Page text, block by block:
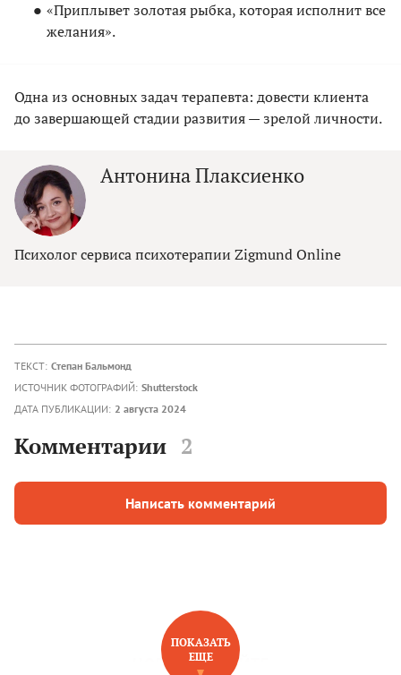
«Приплывет золотая рыбка, которая исполнит все
желания».
Одна из основных задач терапевта: довести клиента
до завершающей стадии развития — зрелой личности.
Антонина Плаксиенко
Психолог сервиса психотерапии Zigmund Online
ТЕКСТ: Степан Бальмонд
ИСТОЧНИК ФОТОГРАФИЙ: Shutterstock
ДАТА ПУБЛИКАЦИИ: 2 августа 2024
Комментарии 2
Написать комментарий
НОВОЕ НА САЙТЕ
ПОКАЗАТЬ
ЕЩЕ